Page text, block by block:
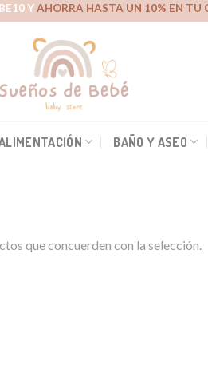
YAHORRA HASTA UN 10% EN TU
BAÑO Y ASEO
que concuerden con la selección.